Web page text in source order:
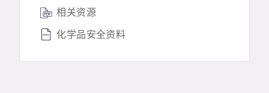
相关资源
化学品安全资料